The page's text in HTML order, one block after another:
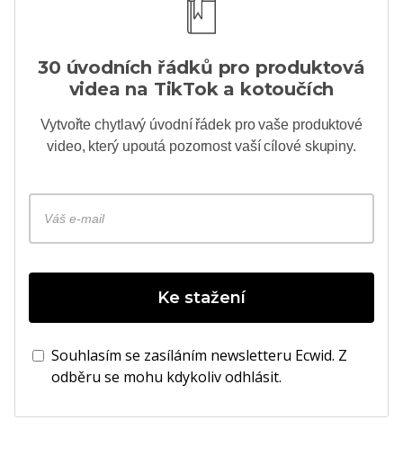
30 úvodních řádků pro produktová
videa na TikTok a kotoučích
Vytvořte chytlavý úvodní řádek pro vaše produktové
video, který upoutá pozornost vaší cílové skupiny.
Ke stažení
Souhlasím se zasíláním newsletteru Ecwid. Z
odběru se mohu kdykoliv odhlásit.